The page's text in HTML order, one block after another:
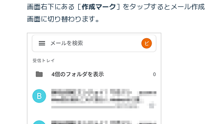
画面右下にある［作成マーク］をタップするとメール作成
画面に切り替わります。